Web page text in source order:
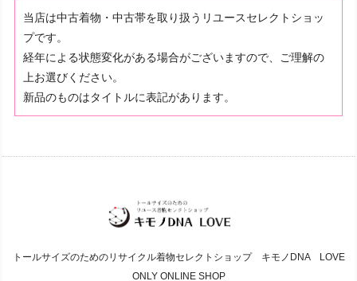
当店は中古着物・中古帯を取り扱うリユースセレクトショッ
プです。
経年による状態変化がある場合がございますので、ご理解の
上お選びください。
新品のものはタイトルに表記があります。
トールサイズのためのリサイクル着物セレクトショップ キモノDNA LOVE
ONLY ONLINE SHOP